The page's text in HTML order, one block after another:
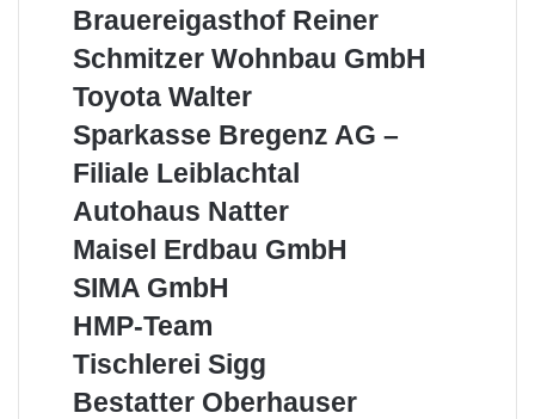
Brauereigasthof
Brauereigasthof Reiner
Schmitzer
GmbH
Schmitzer Wohnbau GmbH
Toyota
Walter
Toyota Walter
Sparkasse
Bregenz
AG
–
Leiblachtal
Sparkasse Bregenz AG –
Filiale Leiblachtal
Autohaus
Autohaus Natter
Maisel
GmbH
Maisel Erdbau GmbH
SIMA
SIMA GmbH
HMP-
HMP-Team
Tischlerei
Tischlerei Sigg
Bestatter
Bestatter Oberhauser